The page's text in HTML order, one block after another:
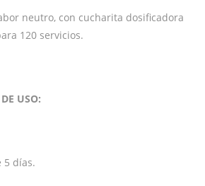
neutro, con cucharita dosificadora
120 servicios.
USO:
días.